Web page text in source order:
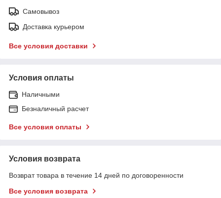
Самовывоз
Доставка курьером
Все условия доставки
Условия оплаты
Наличными
Безналичный расчет
Все условия оплаты
Условия возврата
Возврат товара в течение 14 дней по договоренности
Все условия возврата